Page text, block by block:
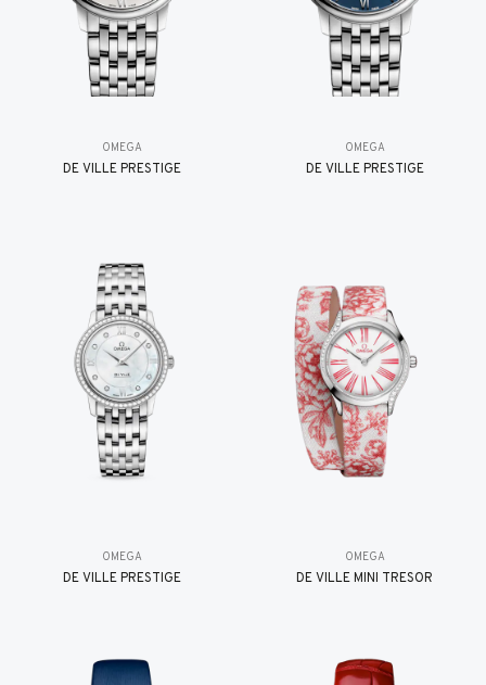
OMEGA
DE VILLE PRESTIGE
OMEGA
DE VILLE PRESTIGE
OMEGA
DE VILLE PRESTIGE
OMEGA
DE VILLE MINI TRÉSOR